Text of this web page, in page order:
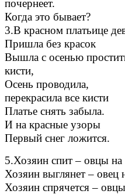
почернеет.
Когда это бывает?
3.В красном
Пришла без красок
Вышла с осенью
кисти,
Осень
перекрасила все кисти
Платье снять забыла.
И на красные узоры
Первый снег ложится.
5.Хозяин спит – овцы на
Хозяин выглянет – овец
Хозяин спрячется –